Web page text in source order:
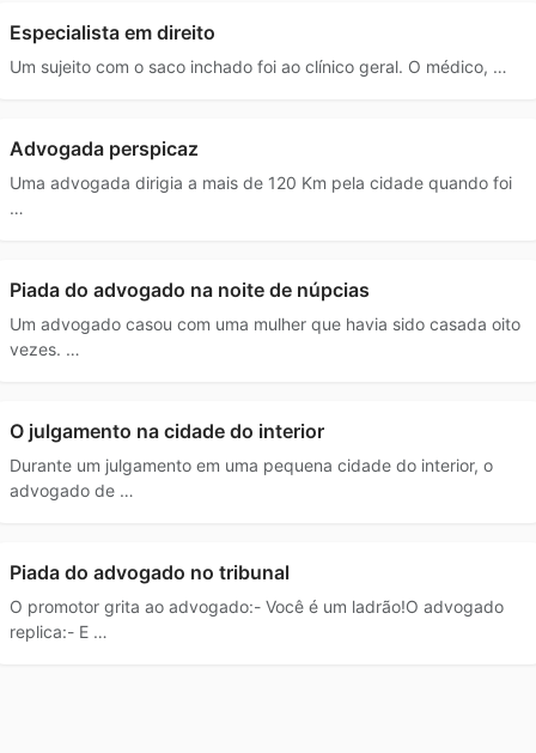
Especialista em direito
Um sujeito com o saco inchado foi ao clínico geral. O médico, …
Advogada perspicaz
Uma advogada dirigia a mais de 120 Km pela cidade quando foi
…
Piada do advogado na noite de núpcias
Um advogado casou com uma mulher que havia sido casada oito
vezes. …
O julgamento na cidade do interior
Durante um julgamento em uma pequena cidade do interior, o
advogado de …
Piada do advogado no tribunal
O promotor grita ao advogado:- Você é um ladrão!O advogado
replica:- E …